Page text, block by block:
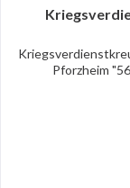
Pforzheim